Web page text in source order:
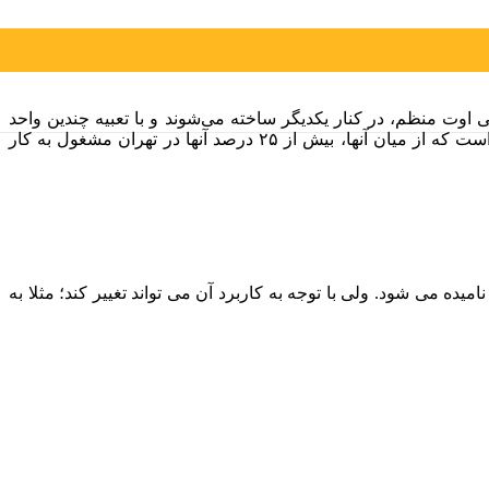
منظم، در کنار یکدیگر ساخته می‌شوند و با تعبیه چندین واحد
خدماتی و اداری مختلف، کار خدمات‌دهی به آنها صورت می‌پذیرد. تا سال ۱۳۹۶، بیش از ۵۰،۰۰۰ کارگاه صنعتی در کشور به ثبت رسیده است که از میان آنها، بیش از ۲۵ درصد آنها در تهران مشغول به کار
با توجه با کاربردهای سوله صنعتی معنی آن به انگلیسی نیز می تواند متفاوت باشد. در حالت کلی سوله صنعتی به انگلیسی Industrial Shed نامیده می شود. ولی با توجه به کاربرد آن می تواند تغییر کند؛ مثلا به